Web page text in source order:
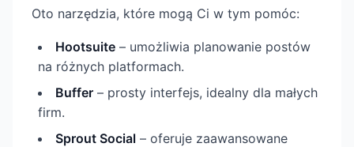
Oto narzędzia, które mogą Ci w tym pomóc:
Hootsuite – umożliwia planowanie postów
na różnych platformach.
Buffer – prosty interfejs, idealny dla małych
firm.
Sprout Social – oferuje zaawansowane